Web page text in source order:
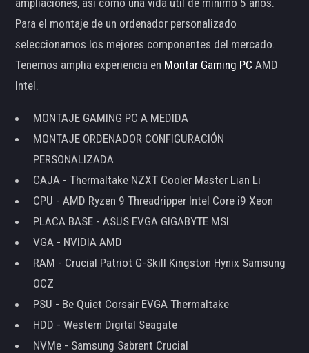
Para el montaje de un ordenador personalizado
seleccionamos los mejores componentes del mercado.
Tenemos amplia experiencia en Montar Gaming PC AMD
Intel.
MONTAJE GAMING PC A MEDIDA
MONTAJE ORDENADOR CONFIGURACIÓN
PERSONALIZADA
CAJA - Thermaltake NZXT Cooler Master Lian Li
CPU - AMD Ryzen 9 Threadripper Intel Core i9 Xeon
PLACA BASE - ASUS EVGA GIGABYTE MSI
VGA - NVIDIA AMD
RAM - Crucial Patriot G-Skill Kingston Hynix Samsung
OCZ
PSU - Be Quiet Corsair EVGA Thermaltake
HDD - Western Digital Seagate
NVMe - Samsung Sabrent Crucial